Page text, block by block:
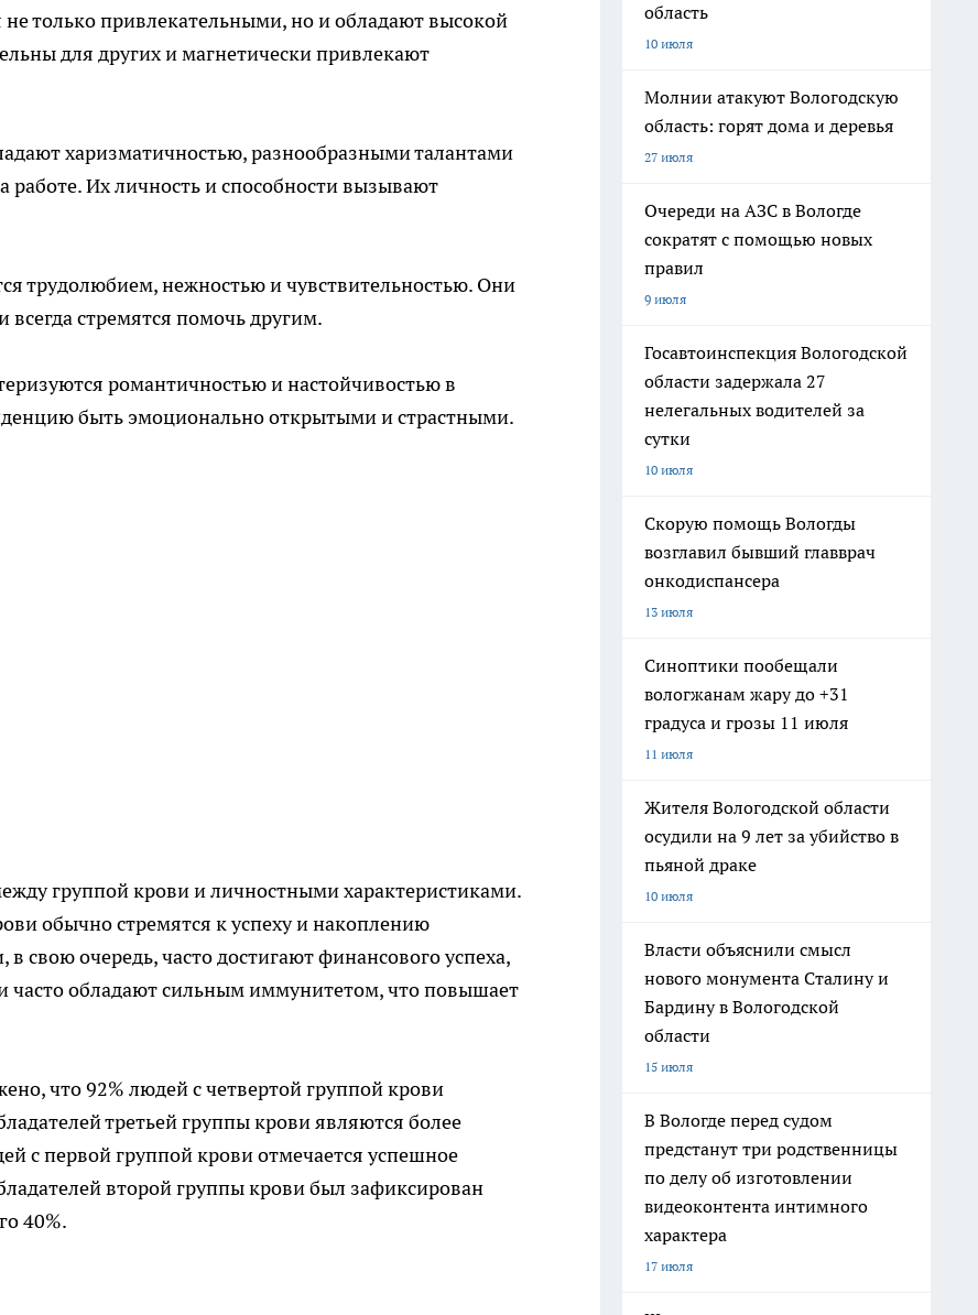
только привлекательными, но и обладают высокой
для других и магнетически привлекают
харизматичностью, разнообразными талантами
Их личность и способности вызывают
трудолюбием, нежностью и чувствительностью. Они
стремятся помочь другим.
романтичностью и настойчивостью в
быть эмоционально открытыми и страстными.
группой крови и личностными характеристиками.
обычно стремятся к успеху и накоплению
свою очередь, часто достигают финансового успеха,
часто обладают сильным иммунитетом, что повышает
что 92% людей с четвертой группой крови
третьей группы крови являются более
с первой группой крови отмечается успешное
второй группы крови был зафиксирован
40%.
область
10 июля
Молнии атакуют Вологодскую
область: горят дома и деревья
27 июля
Очереди на АЗС в Вологде
сократят с помощью новых
правил
9 июля
Госавтоинспекция Вологодской
области задержала 27
нелегальных водителей за
сутки
10 июля
Скорую помощь Вологды
возглавил бывший главврач
онкодиспансера
13 июля
Синоптики пообещали
вологжанам жару до +31
градуса и грозы 11 июля
11 июля
Жителя Вологодской области
осудили на 9 лет за убийство в
пьяной драке
10 июля
Власти объяснили смысл
нового монумента Сталину и
Бардину в Вологодской
области
15 июля
В Вологде перед судом
предстанут три родственницы
по делу об изготовлении
видеоконтента интимного
характера
17 июля